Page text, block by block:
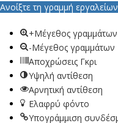
Ανοίξτε τη γραμμή εργαλείων
+Μέγεθος γραμμάτων
-Μέγεθος γραμμάτων
Αποχρώσεις Γκρι
Υψηλή αντίθεση
Αρνητική αντίθεση
Ελαφρύ φόντο
Υπογράμμιση